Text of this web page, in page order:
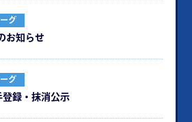
グ
お知らせ
グ
録・抹消公示